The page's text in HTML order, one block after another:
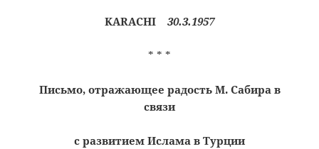
KARACHI 30.3.1957
* * *
Письмо, отражающее радость М. Сабира в
связи
с развитием Ислама в Турции